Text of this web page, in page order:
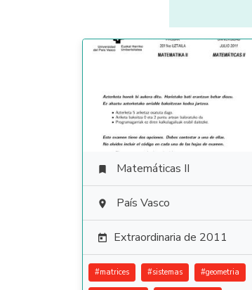
 Matemáticas II
 País Vasco
 Extraordinaria de 2011
#matrices #sistemas #geometria